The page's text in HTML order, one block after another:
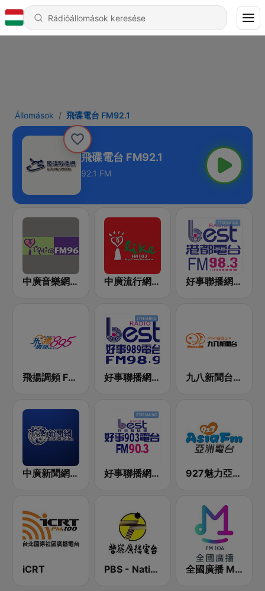
Állomások 飛碟電台 FM92.1
飛碟電台 FM92.1
92.1 FM
中廣音樂網 i Radio FM96.3 中廣流行網 I like radio 好事聯播網 港都983 Best Radio FM98.3
飛揚調頻 FM 89.5 好事聯播網 Best Radio FM98.9 九八新聞台 News98 FM 98.1
中廣新聞網 BCC News Radio 好事聯播網 Best Radio FM90.3 927魅力亞洲 Asia FM 亞洲電台
iCRT PBS - National Transportation 全國廣播 MRadio